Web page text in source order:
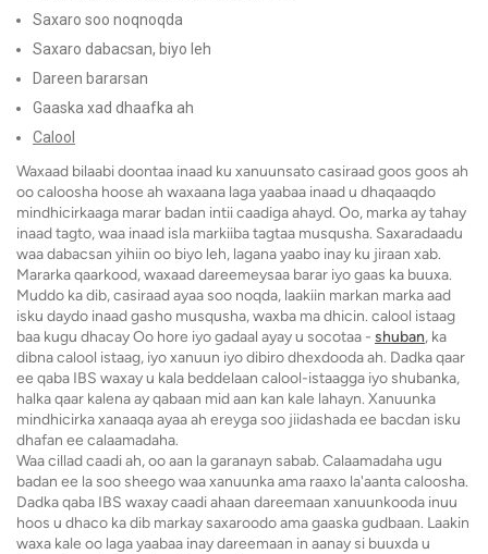
Saxaro soo noqnoqda
Saxaro dabacsan, biyo leh
Dareen bararsan
Gaaska xad dhaafka ah
Calool
Waxaad bilaabi doontaa inaad ku xanuunsato casiraad goos goos ah
oo caloosha hoose ah waxaana laga yaabaa inaad u dhaqaaqdo
mindhicirkaaga marar badan intii caadiga ahayd. Oo, marka ay tahay
inaad tagto, waa inaad isla markiiba tagtaa musqusha. Saxaradaadu
waa dabacsan yihiin oo biyo leh, lagana yaabo inay ku jiraan xab.
Mararka qaarkood, waxaad dareemeysaa barar iyo gaas ka buuxa.
Muddo ka dib, casiraad ayaa soo noqda, laakiin markan marka aad
isku daydo inaad gasho musqusha, waxba ma dhicin. calool istaag
baa kugu dhacay Oo hore iyo gadaal ayay u socotaa - shuban, ka
dibna calool istaag, iyo xanuun iyo dibiro dhexdooda ah. Dadka qaar
ee qaba IBS waxay u kala beddelaan calool-istaagga iyo shubanka,
halka qaar kalena ay qabaan mid aan kan kale lahayn. Xanuunka
mindhicirka xanaaqa ayaa ah ereyga soo jiidashada ee bacdan isku
dhafan ee calaamadaha.
Waa cillad caadi ah, oo aan la garanayn sabab. Calaamadaha ugu
badan ee la soo sheego waa xanuunka ama raaxo la'aanta caloosha.
Dadka qaba IBS waxay caadi ahaan dareemaan xanuunkooda inuu
hoos u dhaco ka dib markay saxaroodo ama gaaska gudbaan. Laakin
waxa kale oo laga yaabaa inay dareemaan in aanay si buuxda u